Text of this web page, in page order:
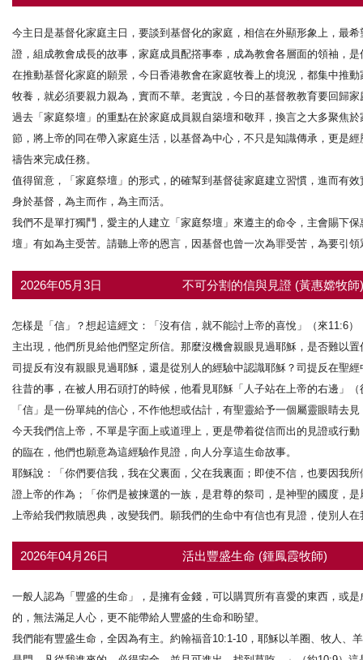
今主日是基督化家庭主日，要談到基督化的家庭，相信在外顯形象上，最
證，組成教會成長的故事，家庭成員配撘事奉，成為教會各層面的領袖，
在推動基督化家庭的願景，今日香港教會在家庭牧養上的境況，都集中推
牧養，就必須要親力親為，實而不華。老實說，今日的基督教教育要回歸
過去「家庭祭壇」的重點在於家庭成員親自築壇和敬拜，換言之大多聚焦
節，將上帝的同在帶入家庭生活，以基督為中心，不只是知識傳承，更是
禱告來完成任務。
值得留意，「家庭祭壇」的形式，的確幫到基督徒家庭建立習慣，進而有
身於基督，為主而作，為主而活。
我們不是單打獨鬥，愛主的人建立「家庭祭壇」來遵主的命令，主會賜下
壇」有如為主受苦。請聽上帝的恩言，因基督也曾一次為罪受苦，為要引
2026年05月3日 不可分割的信與見證 (黃惠嫦牧
怎樣是「信」？想起這經文：「沒有信，就不能討上帝的喜悅」（來11:6
主出現，他們所見給他們堅定所信。那麼沒機會親眼見過耶穌，是否難以置
司提反有沒有親眼見過耶穌，還是從別人的經驗中認識耶穌？司提反在聖
往昔的事，在被人用石頭打的時候，他看見耶穌「人子站在上帝的右邊」
「信」是一份單純的信心，不作他想或估計，有聖靈給予一個屬靈眼睛去
今天我們信上帝，不單是字面上或道理上，更是帶着從信而出的見證或行
的臨在，他們也願意為這經驗作見證，向人分享這生命故事。
耶穌說：「你們要信我，我在父裏面，父在我裏面；即使不信，也要因我
證上帝的作為；「你們是被揀選的一族，是君尊的祭司，是神聖的國度，
上帝給我們救贖恩典，改變我們。願我們的生命中有信也有見證，使別人
2026年04月26日 活出豐盛生命 (鍾鳳霞牧師)
一般人認為「豐盛的生命」，是擁有金錢，可以購買所有喜愛的東西，或
的，無法滿足人心，更不能帶給人豐盛的生命和盼望。
我們能有豐盛生命，全因為有主。約翰福音10:1-10，耶穌以羊圈、牧人